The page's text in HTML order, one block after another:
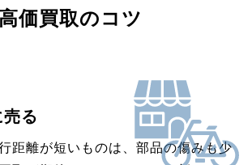
高価買取のコツ
る
距離が短いものは、部品の傷みも少